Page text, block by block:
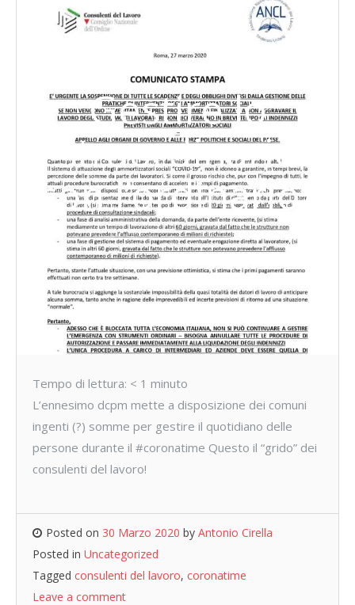
Gestire lo
straordinario
con l’ordinario?
Tempo di lettura: < 1 minuto
L’ennesimo dcpm mette a disposizione dei comuni
ingenti (?) somme per gestire il quotidiano delle
persone durante il #coronatime Questo il “grido” dei
consulenti del lavoro!
Posted on 30 Marzo 2020 by Antonio Cirella
Posted in Uncategorized
Tagged consulenti del lavoro, coronatime
Leave a comment